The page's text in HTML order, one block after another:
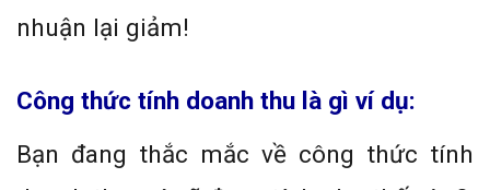
nhuận lại giảm!
Công thức tính doanh thu là gì ví dụ:
Bạn đang thắc mắc về công thức tính